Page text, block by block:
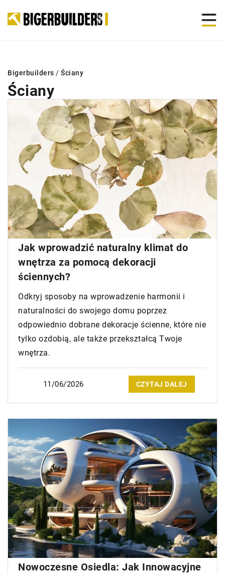
Bigerbuilders / Ściany
Ściany
Jak wprowadzić naturalny klimat do
wnętrza za pomocą dekoracji
ściennych?
Odkryj sposoby na wprowadzenie harmonii i
naturalności do swojego domu poprzez
odpowiednio dobrane dekoracje ścienne, które nie
tylko ozdobią, ale także przekształcą Twoje
wnętrza.
11/06/2026 CZYTAJ DALEJ
Nowoczesne Osiedla: Jak Innowacyjne